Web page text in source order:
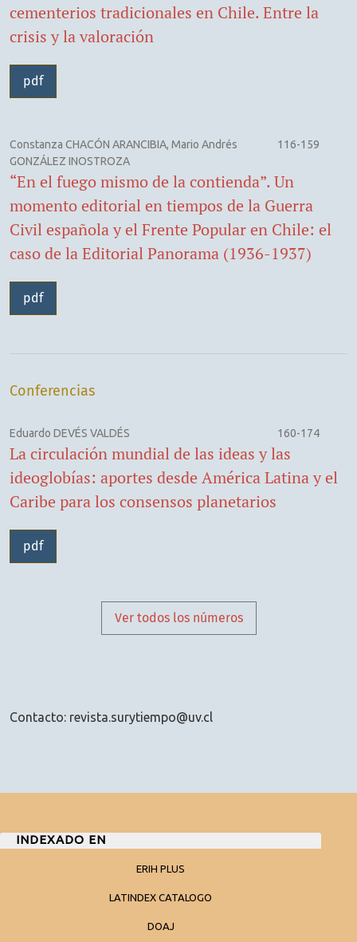
cementerios tradicionales en Chile. Entre la
crisis y la valoración
pdf
Constanza CHACÓN ARANCIBIA, Mario Andrés
GONZÁLEZ INOSTROZA
116-159
“En el fuego mismo de la contienda”. Un
momento editorial en tiempos de la Guerra
Civil española y el Frente Popular en Chile: el
caso de la Editorial Panorama (1936-1937)
pdf
Conferencias
Eduardo DEVÉS VALDÉS 160-174
La circulación mundial de las ideas y las
ideoglobías: aportes desde América Latina y el
Caribe para los consensos planetarios
pdf
Ver todos los números
Contacto: revista.surytiempo@uv.cl
INDEXADO EN
ERIH PLUS
LATINDEX CATALOGO
DOAJ